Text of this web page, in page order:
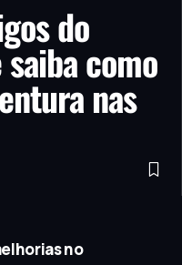
do
como
nas
no